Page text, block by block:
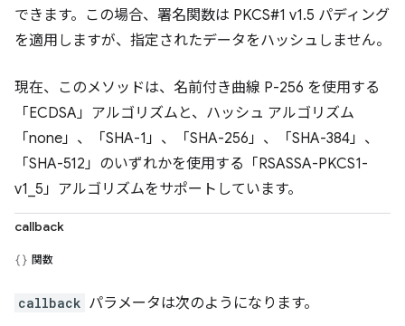
できます。この場合、署名関数は PKCS#1 v1.5 パディング
を適用しますが、指定されたデータをハッシュしません。
現在、このメソッドは、名前付き曲線 P-256 を使用する
「ECDSA」アルゴリズムと、ハッシュ アルゴリズム
「none」、「SHA-1」、「SHA-256」、「SHA-384」、
「SHA-512」のいずれかを使用する「RSASSA-PKCS1-
v1_5」アルゴリズムをサポートしています。
callback
関数
callback パラメータは次のようになります。